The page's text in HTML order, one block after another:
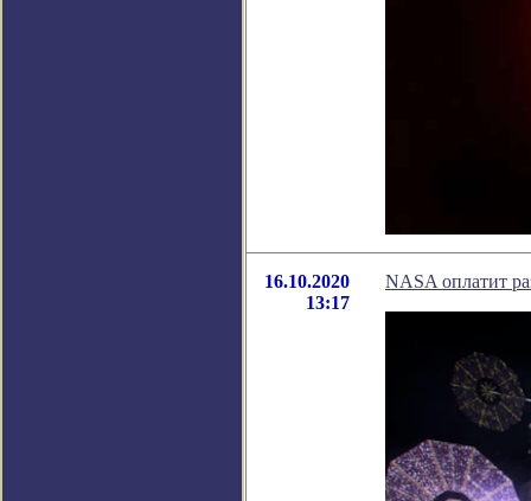
16.10.2020
13:17
NASA оплатит